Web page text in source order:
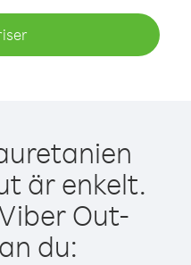
är enkelt.
Out-
du: